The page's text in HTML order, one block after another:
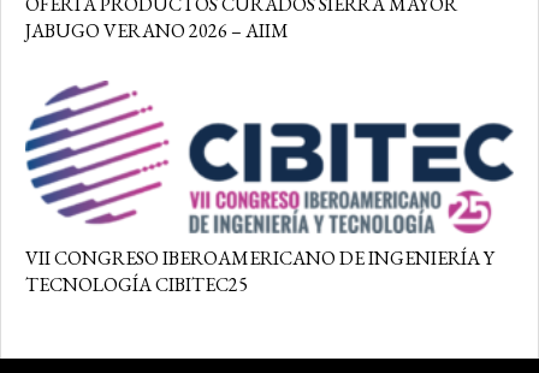
JABUGO VERANO 2026 – AIIM
VII CONGRESO IBEROAMERICANO DE INGENIERÍA Y
TECNOLOGÍA CIBITEC25